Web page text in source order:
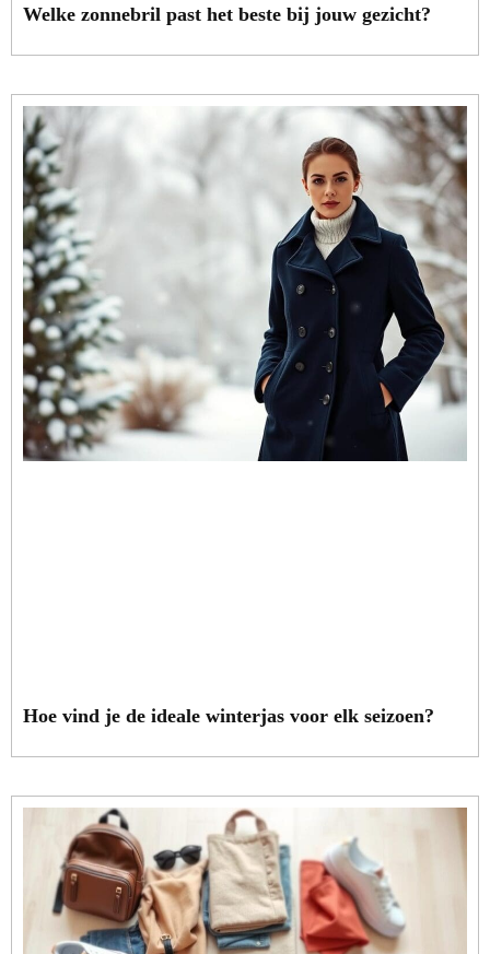
Welke zonnebril past het beste bij jouw gezicht?
Hoe vind je de ideale winterjas voor elk seizoen?